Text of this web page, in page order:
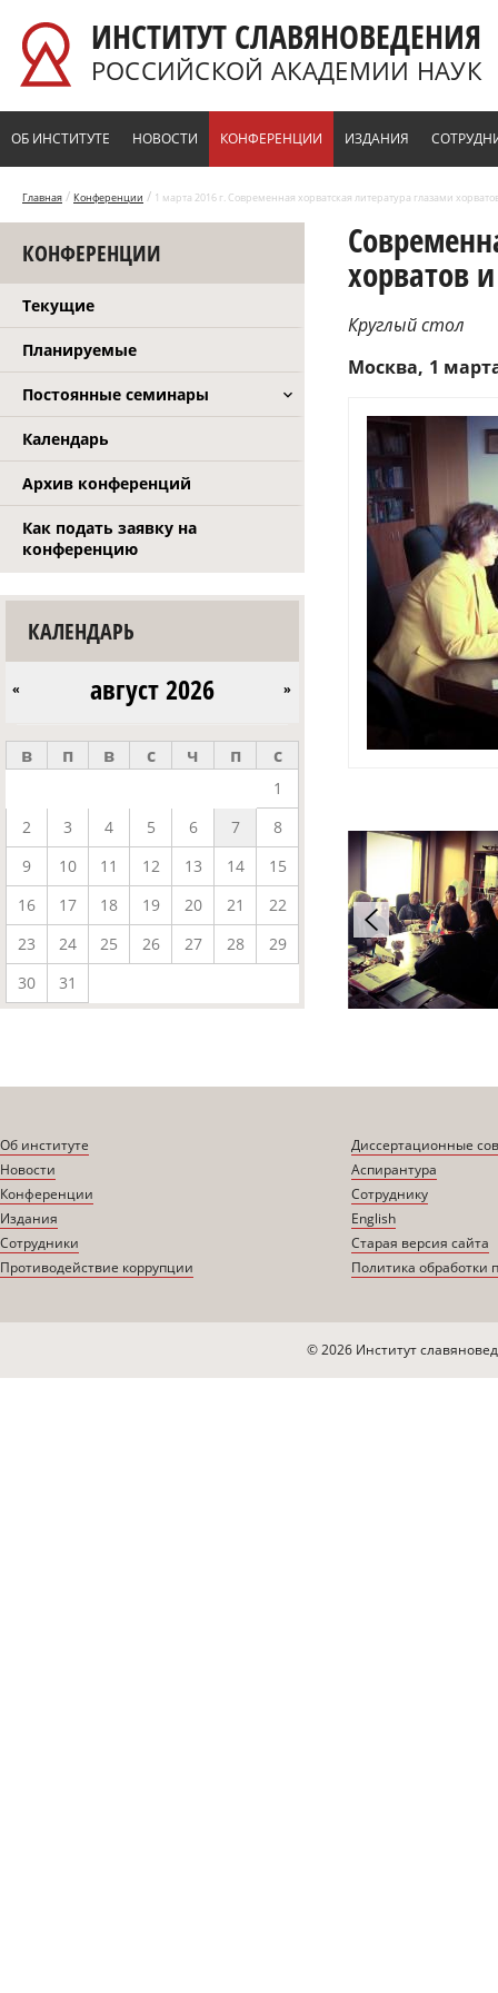
ИНСТИТУТ СЛАВЯНОВЕДЕНИЯ
РОССИЙСКОЙ АКАДЕМИИ НАУК
ОБ ИНСТИТУТЕ НОВОСТИ КОНФЕРЕНЦИИ ИЗДАНИЯ
Главная / Конференции / 1 марта 2016 г. Современная хорватская литература глазами
КОНФЕРЕНЦИИ
Текущие
Планируемые
Постоянные семинары
Календарь
Архив конференций
Как подать заявку на
конференцию
КАЛЕНДАРЬ
август 2026
« »
в п в с ч п с
1
2
3 4 5 6 7
8
9
10 11 12 13 14
15
16
17 18 19 20 21
22
23
24 25 26 27 28
29
30
31
хорватов
Круглый стол
Москва 1
Об институте
Новости
Конференции
Издания
Сотрудники
Противодействие коррупции
Диссертационные
Аспирантура
Сотруднику
English
Старая версия сайта
Политика обработки
© 2026 Институт